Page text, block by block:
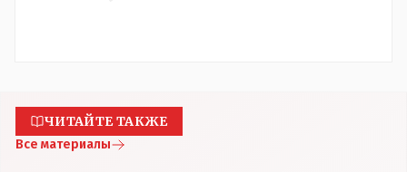
ЧИТАЙТЕ ТАКЖЕ
Все материалы